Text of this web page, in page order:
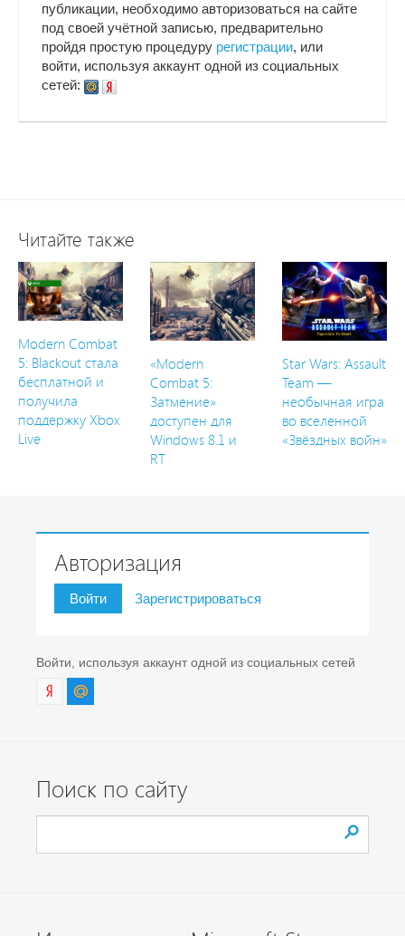
публикации, необходимо авторизоваться на сайте
под своей учётной записью, предварительно
пройдя простую процедуру регистрации, или
войти, используя аккаунт одной из социальных
сетей:
Читайте также
Modern Combat
5: Blackout стала
бесплатной и
получила
поддержку Xbox
Live
«Modern
Combat 5:
Затмение»
доступен для
Windows 8.1 и
RT
Star Wars: Assault
Team —
необычная игра
во вселенной
«Звёздных войн»
Авторизация
Войти Зарегистрироваться
Войти, используя аккаунт одной из социальных сетей
Поиск по сайту